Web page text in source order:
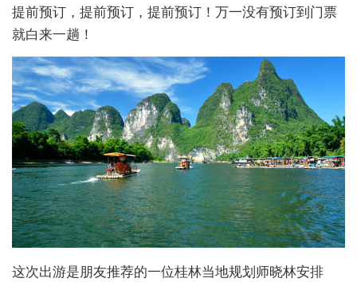
提前预订，提前预订，提前预订！万一没有预订到门票
就白来一趟！
这次出游是朋友推荐的一位桂林当地规划师晓林安排